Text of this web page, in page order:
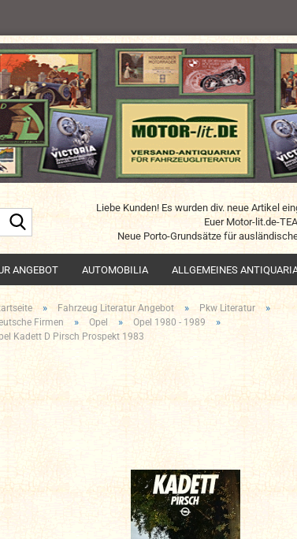
Suche...
Liebe Kunden! Es wurden div. neue Artikel
Euer Motor-lit.de-
Neue Porto-Grundsätze für
ANGEBOT AUTOMOBILIA ALLGEMEINES
» Fahrzeug Literatur Angebot » Pkw Literatur »
Firmen » Opel » Opel 1980 - 1989 »
Kadett D Pirsch Prospekt 1983